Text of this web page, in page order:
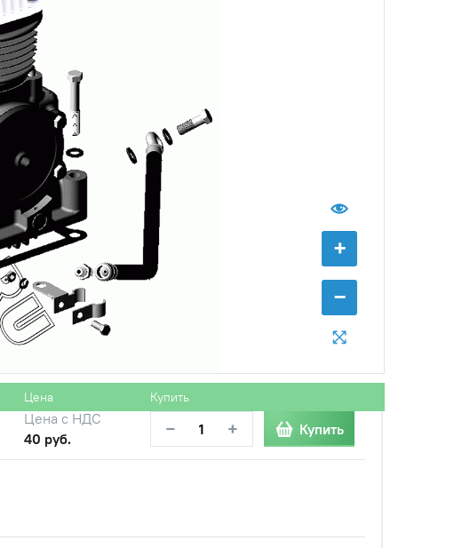
+
−
Цена Купить
Цена с НДС
212 руб.
Цена с НДС
180 руб.
−
Цена с НДС
954 руб.
Купить
Цена с НДС
35 руб.
1 940 руб.
Цена с НДС
40 руб.
− + Купить